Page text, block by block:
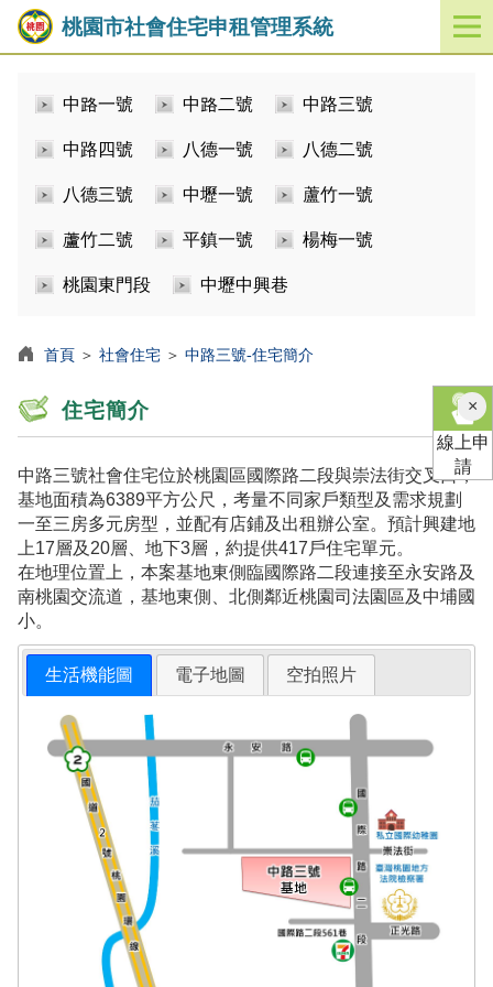
桃園市社會住宅申租管理系統
開
啟
中路一號 中路二號 中路三號
中路四號 八德一號 八德二號
八德三號 中壢一號 蘆竹一號
蘆竹二號 平鎮一號 楊梅一號
桃園東門段 中壢中興巷
首頁 ＞ 社會住宅 ＞ 中路三號-住宅簡介
住宅簡介
中路三號社會住宅位於桃園區國際路二段與崇法街交叉口，
基地面積為6389平方公尺，考量不同家戶類型及需求規劃
一至三房多元房型，並配有店鋪及出租辦公室。預計興建地
上17層及20層、地下3層，約提供417戶住宅單元。
在地理位置上，本案基地東側臨國際路二段連接至永安路及
南桃園交流道，基地東側、北側鄰近桃園司法園區及中埔國
小。
生活機能圖 電子地圖 空拍照片
×關
閉
線上申
請